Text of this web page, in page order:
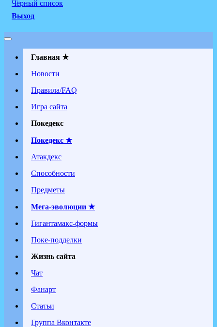
Чёрный список
Выход
Главная ★
Новости
Правила/FAQ
Игра сайта
Покедекс
Покедекс ★
Атакдекс
Способности
Предметы
Мега-эволюции ★
Гигантамакс-формы
Поке-подделки
Жизнь сайта
Чат
Фанарт
Статьи
Группа Вконтакте